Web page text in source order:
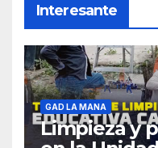
Interesante
GAD LA MANA
Limpieza y